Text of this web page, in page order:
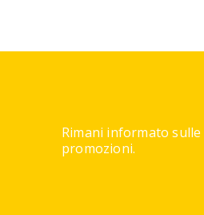
Rimani informato
promozioni.